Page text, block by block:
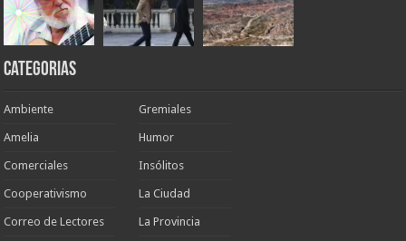
Categorias
Ambiente
Amelia
Comerciales
Cooperativismo
Correo de Lectores
Gremiales
Humor
Insólitos
La Ciudad
La Provincia